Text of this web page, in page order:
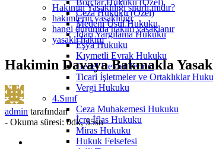
Borçlar Hukuku (Özel)
Ceza Hukuku (Özel)
Medeni Usul Hukuku
İdari Yargılama Hukuku
Eşya Hukuku
Kıymetli Evrak Hukuku
Genel Devlet Teorisi
Ticari İşletmeler ve Ortaklıklar
Vergi Hukuku
4.Sınıf
Ceza Muhakemesi Hukuku
İcra İflas Hukuku
Miras Hukuku
Hukuk Felsefesi
Hakimin Yasaklılığı sınırlı mıdır?
hakimlerin yasaklılığı
hangi durumda hakim yasaklanır
yasaklı hakim
Hakimin Davaya Bakmakla
admin tarafından
- Okuma süresi: 0dk, 55sn